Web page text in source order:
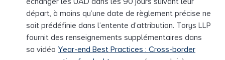
échanger les UAD dans les 90 jours suivant leur
départ, à moins qu’une date de règlement précise ne
soit prédéfinie dans l’entente d’attribution. Torys LLP
fournit des renseignements supplémentaires dans
sa vidéo Year-end Best Practices : Cross-border